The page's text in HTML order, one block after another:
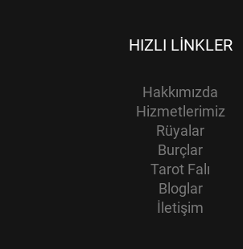
HIZLI LINKLER
Hakkımızda
Hizmetlerimiz
Rüyalar
Burçlar
Tarot Falı
Bloglar
İletişim